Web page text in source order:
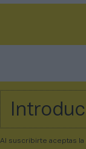
Al suscribirte aceptas la